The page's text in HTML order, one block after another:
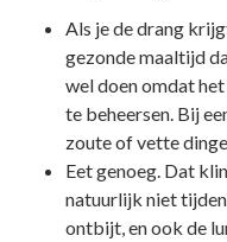
Als je de drang
gezonde maaltijd
wel doen omdat
te beheersen. Bij
zoute of vette
Eet genoeg. Dat
natuurlijk niet
ontbijt, en ook de